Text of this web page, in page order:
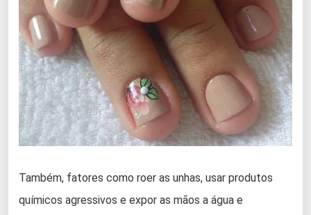
Também, fatores como roer as unhas, usar produtos
químicos agressivos e expor as mãos a água e